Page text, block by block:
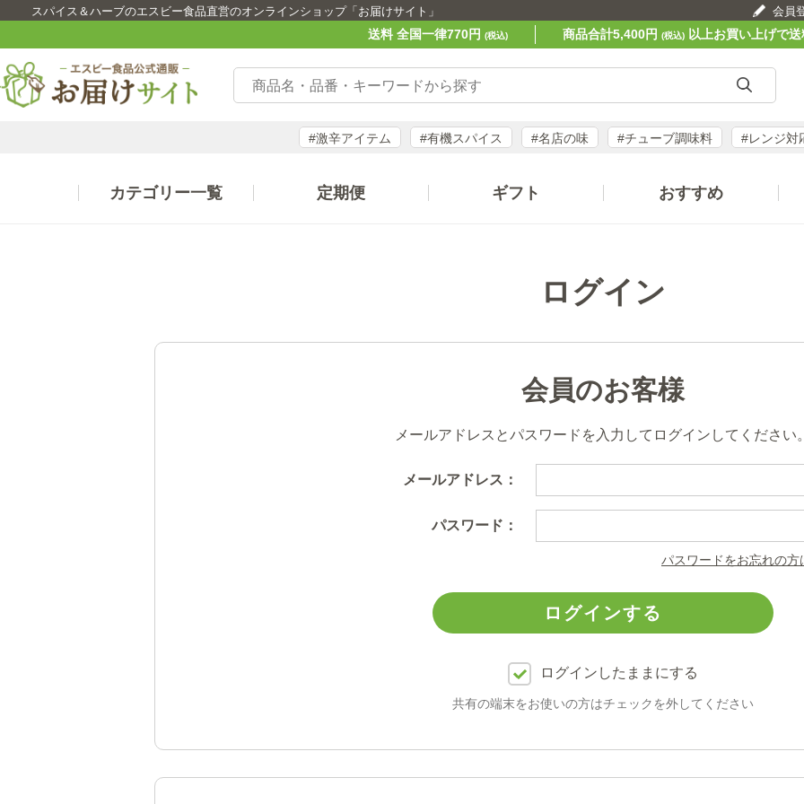
スパイス＆ハーブのエスビー食品直営のオンラインショップ「お届けサイト」 会員
送料 全国一律770円 (税込) 商品合計5,400円 (税込)以上お買い上げで送
#激辛アイテム #有機スパイス #名店の味 #チューブ調味料 #レンジ対
カテゴリー一覧 定期便 ギフト おすすめ
ログイン
会員のお客様
メールアドレスとパスワードを入力してログインしてください。
メールアドレス：
パスワード：
パスワードをお忘れの方
ログインしたままにする
共有の端末をお使いの方はチェックを外してください